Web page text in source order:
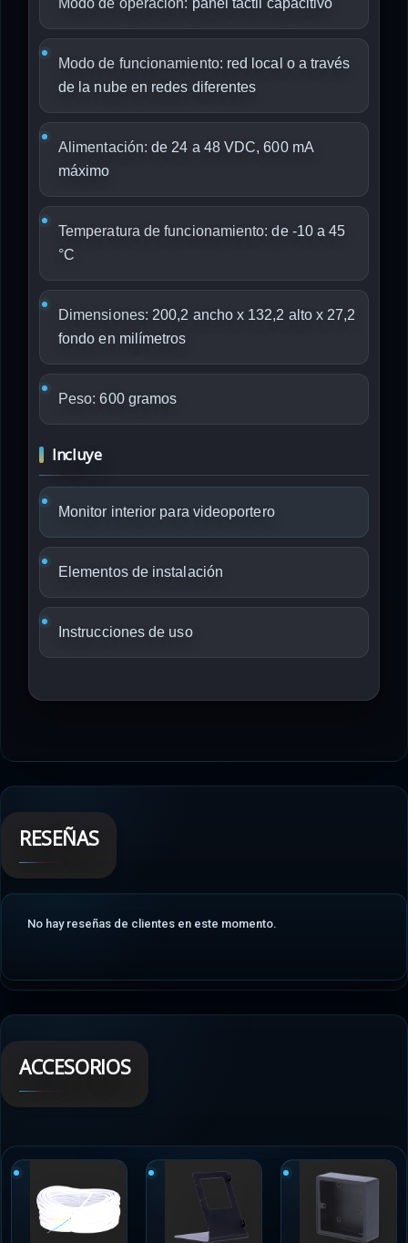
Modo de operación: panel táctil capacitivo
Modo de funcionamiento: red local o a través
de la nube en redes diferentes
Alimentación: de 24 a 48 VDC, 600 mA
máximo
Temperatura de funcionamiento: de -10 a 45
°C
Dimensiones: 200,2 ancho x 132,2 alto x 27,2
fondo en milímetros
Peso: 600 gramos
Incluye
Monitor interior para videoportero
Elementos de instalación
Instrucciones de uso
RESEÑAS
No hay reseñas de clientes en este momento.
ACCESORIOS